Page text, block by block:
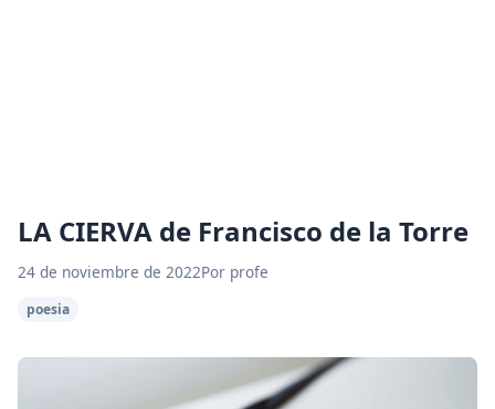
LA CIERVA de Francisco de la Torre
24 de noviembre de 2022Por profe
poesia